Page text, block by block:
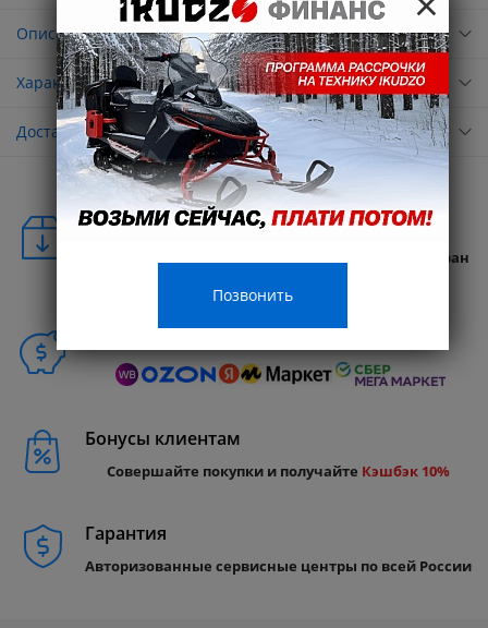
Описание
Характеристики
Доставка
Удобная доставка
Бесплатная доставка в любую точку России и стран
Бонусы клиентам
Совершайте покупки и получайте Кэшбэк 10%
Гарантия
Авторизованные сервисные центры по всей России
Позвонить